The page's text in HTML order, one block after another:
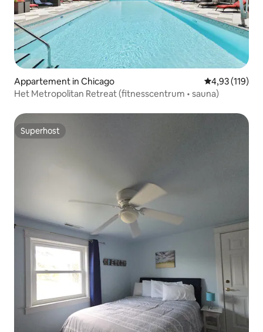
Appartement in Chicago Gemiddelde
4,93 (119)
Het Metropolitan Retreat (fitnesscentrum • sauna)
Superhost
Superhost